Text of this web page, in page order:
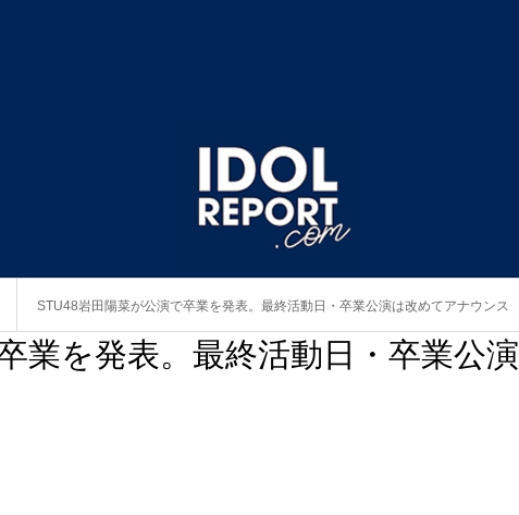
STU48岩田陽菜が公演で卒業を発表。最終活動日・卒業公演は改めてアナウンス
業を発表。最終活動日・卒業公演